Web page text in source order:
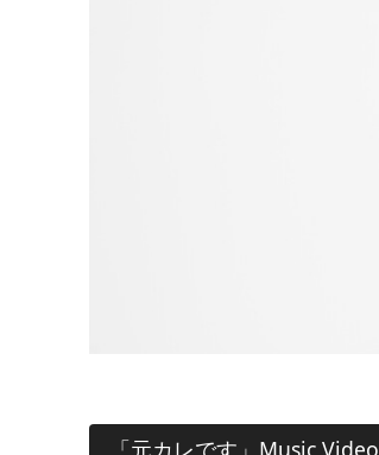
「元カレです」Music Video